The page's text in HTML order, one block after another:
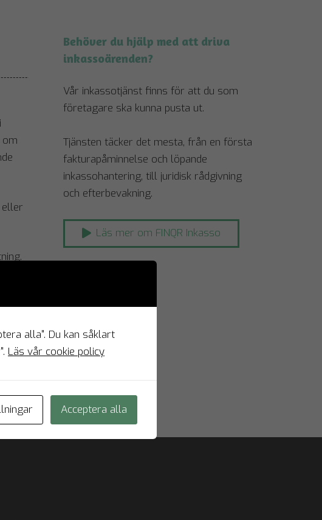
Behöver du hjälp med att driva
inkassoärenden?
Vår inkassotjänst finns för att du som
företagare ska kunna pusta ut.
Tjänsten täcker det mesta, från en första
fakturapåminnelse och löpande
inkassohantering, till juridisk rådgivning
och efterbevakning.
Läs mer om FINQR Inkasso
alla". Du kan såklart
Läs vår cookie policy
Acceptera alla